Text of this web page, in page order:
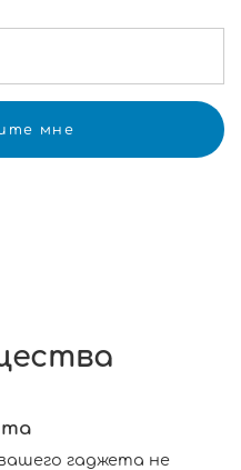
гаджета не